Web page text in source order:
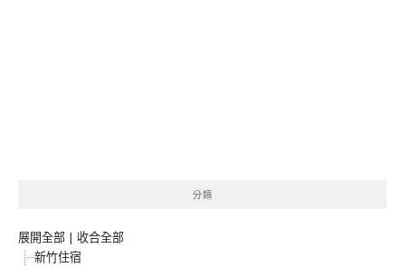
分類
展開全部 | 收合全部
新竹住宿